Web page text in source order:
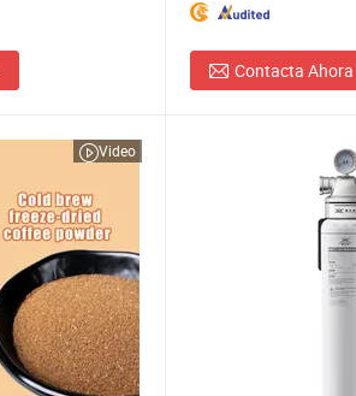
Contacta Ahora
Video